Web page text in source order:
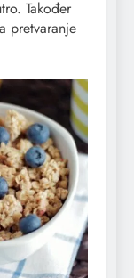
Također
pretvaranje